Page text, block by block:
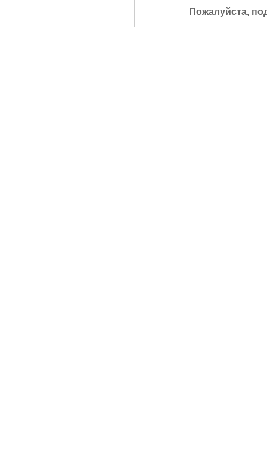
Пожалуйста,